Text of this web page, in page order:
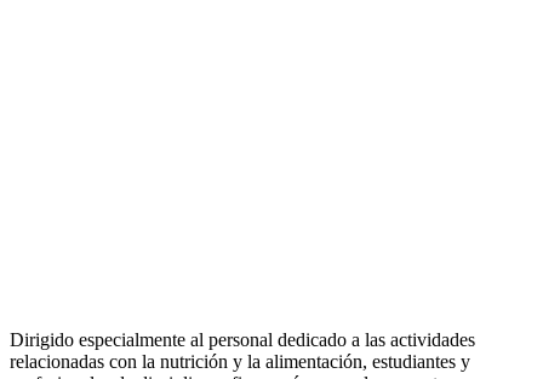
Dirigido especialmente al personal dedicado a las actividades
relacionadas con la nutrición y la alimentación, estudiantes y